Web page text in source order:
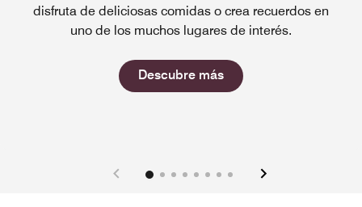
disfruta de deliciosas comidas o crea recuerdos en
uno de los muchos lugares de interés.
Descubre másOpen in New Tab